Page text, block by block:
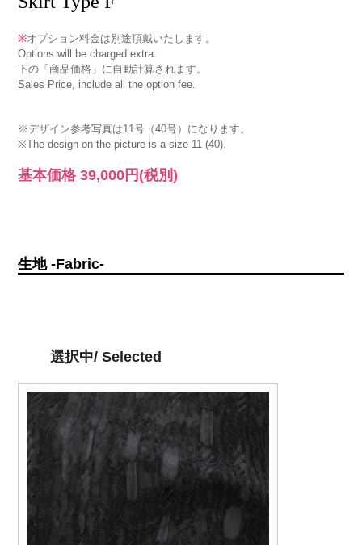
※オプション料金は別途頂戴いたします。
Options will be charged extra.
下の「商品価格」に自動計算されます。
Sales Price, include all the option fee.
※デザイン参考写真は11号（40号）になります。
※The design on the picture is a size 11 (40).
基本価格39,000円 (税別)
生地 -Fabric-
選択中/ Selected